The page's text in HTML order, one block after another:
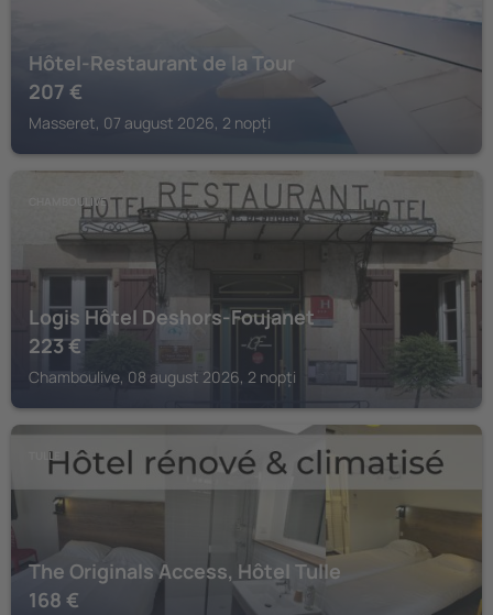
Hôtel-Restaurant de la Tour
207 €
Masseret, 07 august 2026, 2 nopți
CHAMBOULIVE
Logis Hôtel Deshors-Foujanet
223€
Chamboulive, 08 august 2026, 2 nopți
TULLE
The Originals Access, Hôtel Tulle
168 €